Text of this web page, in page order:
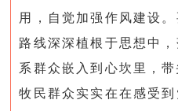
用，自觉加强作风建设
路线深深植根于思想中
系群众嵌入到心坎里，
牧民群众实实在在感受